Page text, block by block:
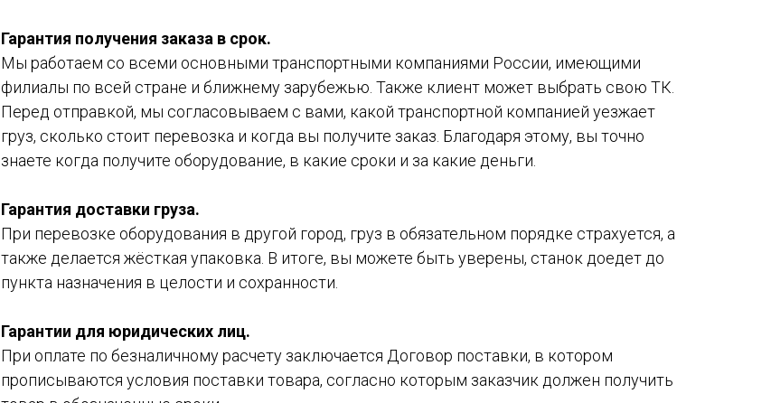
Гарантия получения заказа в срок.
Мы работаем со всеми основными транспортными компаниями России, имеющими
филиалы по всей стране и ближнему зарубежью. Также клиент может выбрать свою ТК.
Перед отправкой, мы согласовываем с вами, какой транспортной компанией уезжает
груз, сколько стоит перевозка и когда вы получите заказ. Благодаря этому, вы точно
знаете когда получите оборудование, в какие сроки и за какие деньги.
Гарантия доставки груза.
При перевозке оборудования в другой город, груз в обязательном порядке страхуется, а
также делается жёсткая упаковка. В итоге, вы можете быть уверены, станок доедет до
пункта назначения в целости и сохранности.
Гарантии для юридических лиц.
При оплате по безналичному расчету заключается Договор поставки, в котором
прописываются условия поставки товара, согласно которым заказчик должен получить